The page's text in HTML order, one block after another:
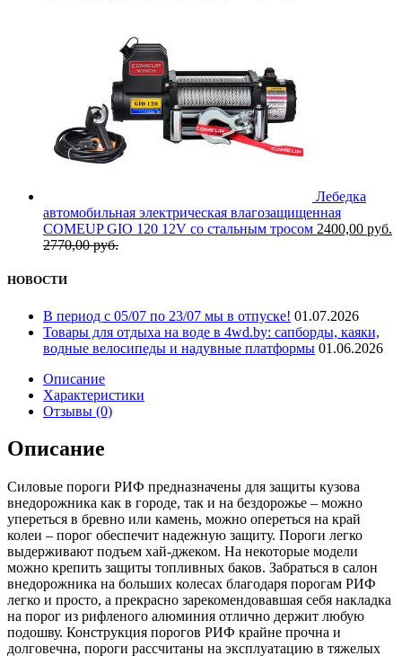
Лебедка
автомобильная электрическая влагозащищенная
COMEUP GIO 120 12V со стальным тросом 2400,00 руб.
2770,00руб.
НОВОСТИ
В период с 05/07 по 23/07 мы в отпуске! 01.07.2026
Товары для отдыха на воде в 4wd.by: сапборды, каяки,
водные велосипеды и надувные платформы 01.06.2026
Описание
Характеристики
Отзывы (0)
Описание
Силовые пороги РИФ предназначены для защиты кузова
внедорожника как в городе, так и на бездорожье – можно
упереться в бревно или камень, можно опереться на край
колеи – порог обеспечит надежную защиту. Пороги легко
выдерживают подъем хай-джеком. На некоторые модели
можно крепить защиты топливных баков. Забраться в салон
внедорожника на больших колесах благодаря порогам РИФ
легко и просто, а прекрасно зарекомендовавшая себя накладка
на порог из рифленого алюминия отлично держит любую
подошву. Конструкция порогов РИФ крайне прочна и
долговечна, пороги рассчитаны на эксплуатацию в тяжелых